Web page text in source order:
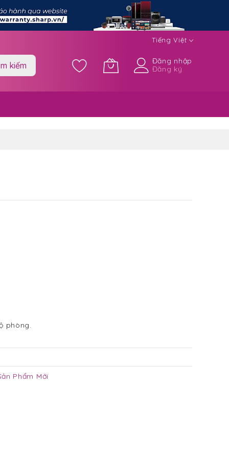
Tiếng Việt
kiếm
Đăng nhập
Đăng ký
phòng.
Phẩm Mới